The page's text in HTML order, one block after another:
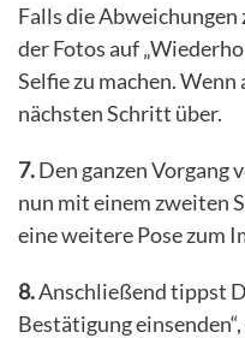
Falls die
der Fotos auf
Selfie zu machen.
nächsten Schritt über.
7.Den ganzen Vorgang
nun mit einem zweiten
eine weitere Pose zum
8.Anschließend tippst
Bestätigung